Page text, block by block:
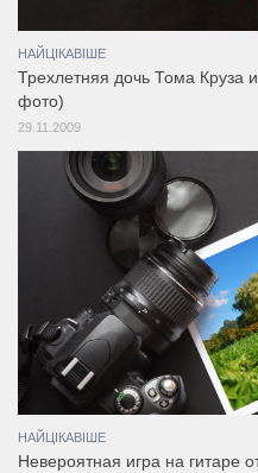
НАЙЦІКАВІШЕ
Трехлетняя дочь Тома Круза
фото)
29.11.2009
НАЙЦІКАВІШЕ
Невероятная игра на гитаре